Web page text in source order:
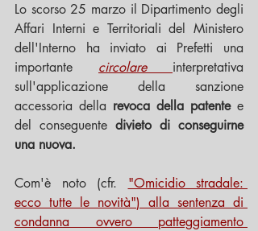
Lo scorso 25 marzo il Dipartimento degli
Affari Interni e Territoriali del Ministero
dell'Interno ha inviato ai Prefetti una
importante circolare
interpretativa
sull'applicazione della sanzione
accessoria della revoca della patente e
del conseguente divieto di conseguirne
una nuova.
Com'è noto (cfr. "Omicidio stradale:
ecco tutte le novità") alla sentenza di
condanna ovvero patteggiamento